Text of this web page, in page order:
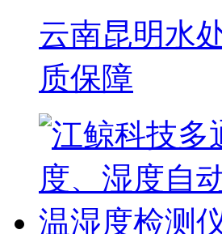
云南昆明水
质保障